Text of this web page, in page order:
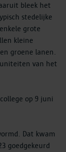
bleek het
stedelijke
grote
kleine
groene lanen.
van het
op 9 juni
Dat kwam
goedgekeurd